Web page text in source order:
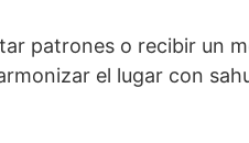
patrones o recibir un
el lugar con